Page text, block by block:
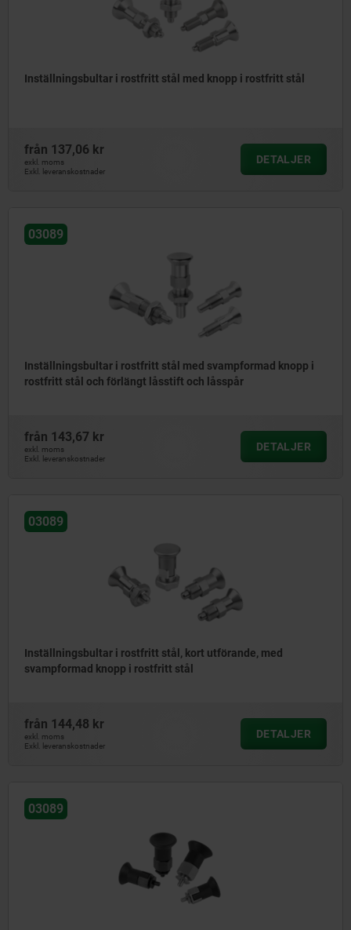
Inställningsbultar i rostfritt stål med knopp i rostfritt stål
från 137,06 kr
exkl. moms
Exkl. leveranskostnader
DETALJER
03089
Inställningsbultar i rostfritt stål med svampformad knopp i
rostfritt stål och förlängt låsstift och låsspår
från 143,67 kr
exkl. moms
Exkl. leveranskostnader
DETALJER
03089
Inställningsbultar i rostfritt stål, kort utförande, med
svampformad knopp i rostfritt stål
från 144,48 kr
exkl. moms
Exkl. leveranskostnader
DETALJER
03089